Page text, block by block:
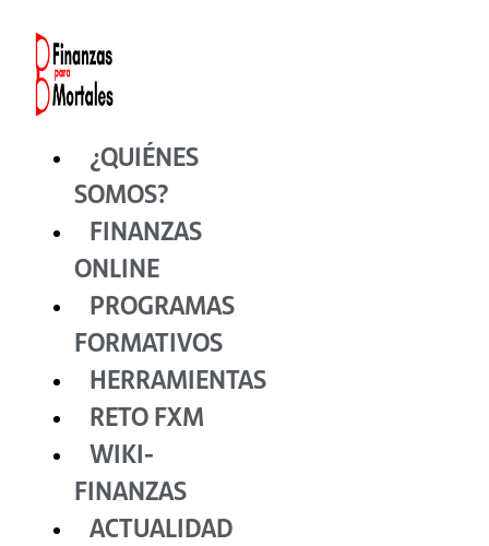
contenido
¿QUIÉNES
SOMOS?
FINANZAS
ONLINE
PROGRAMAS
FORMATIVOS
HERRAMIENTAS
RETO FXM
WIKI-
FINANZAS
ACTUALIDAD